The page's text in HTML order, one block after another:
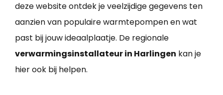
deze website ontdek je veelzijdige gegevens ten
aanzien van populaire warmtepompen en wat
past bij jouw ideaalplaatje. De regionale
verwarmingsinstallateur in Harlingen kan je
hier ook bij helpen.